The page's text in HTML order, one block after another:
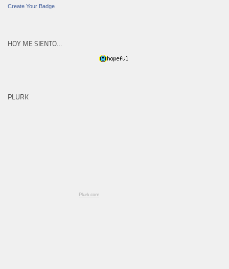
Create Your Badge
HOY ME SIENTO…
PLURK
Plurk.com